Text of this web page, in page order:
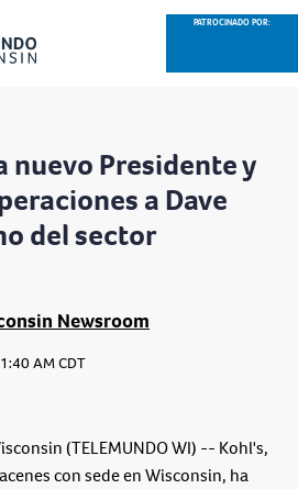
PATROCINADO POR:
nuevo Presidente y
a Dave
del sector
Newsroom
AM CDT
(TELEMUNDO WI) -- Kohl's,
con sede en Wisconsin, ha